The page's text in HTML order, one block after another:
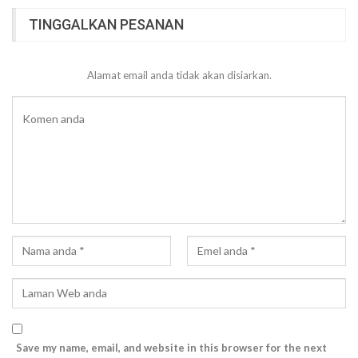
TINGGALKAN PESANAN
Alamat email anda tidak akan disiarkan.
Save my name, email, and website in this browser for the next